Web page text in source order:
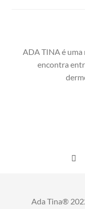
ADA TINA é uma
encontra
Ada Tina®